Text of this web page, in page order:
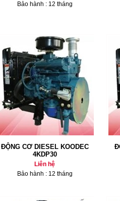
Bảo hành : 12 tháng
ĐỘNG CƠ DIESEL KOODEC
4KDP30
Liên hệ
Bảo hành : 12 tháng